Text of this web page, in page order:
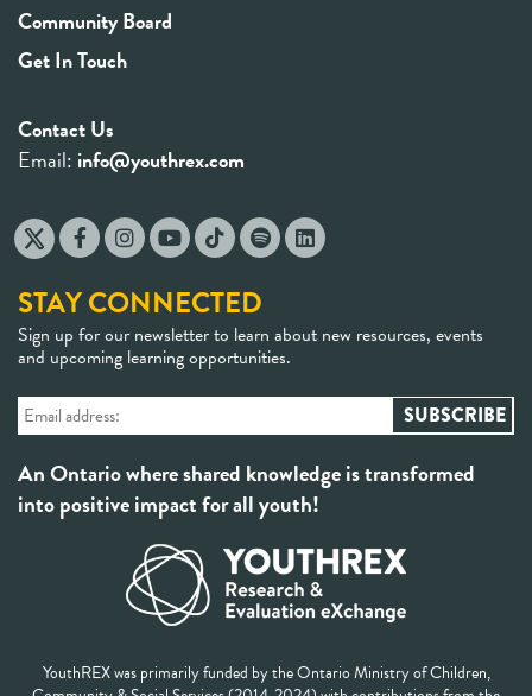
Community Board
Get In Touch
Contact Us
Email: info@youthrex.com
STAY CONNECTED
Sign up for our newsletter to learn about new resources, events
and upcoming learning opportunities.
An Ontario where shared knowledge is transformed
into positive impact for all youth!
YouthREX was primarily funded by the Ontario Ministry of Children,